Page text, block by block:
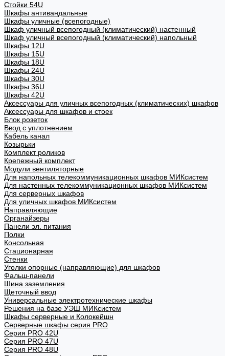
Стойки 54U
Шкафы антивандальные
Шкафы уличные (всепогодные)
Шкаф уличный всепогодный (климатический) настенный
Шкаф уличный всепогодный (климатический) напольный
Шкафы 12U
Шкафы 15U
Шкафы 18U
Шкафы 24U
Шкафы 30U
Шкафы 36U
Шкафы 42U
Аксессуары для уличных всепогодных (климатических) шкафов
Аксессуары для шкафов и стоек
Блок розеток
Ввод с уплотнением
Кабель канал
Козырьки
Комплект роликов
Крепежный комплект
Модули вентиляторные
Для напольных телекоммуникационных шкафов МИКсистем
Для настенных телекоммуникационных шкафов МИКсистем
Для серверных шкафов
Для уличных шкафов МИКсистем
Направляющие
Органайзеры
Панели эл. питания
Полки
Консольная
Стационарная
Стенки
Уголки опорные (направляющие) для шкафов
Фальш-панели
Шина заземления
Щеточный ввод
Универсальные электротехнические шкафы
Решения на базе УЭШ МИКсистем
Шкафы серверные и Колокейшн
Серверные шкафы серия PRO
Серия PRO 42U
Серия PRO 47U
Серия PRO 48U